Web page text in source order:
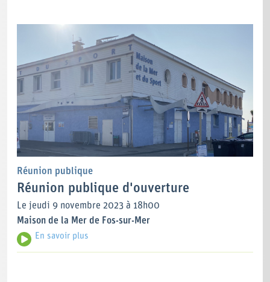
Réunion publique
Réunion publique d'ouverture
Le jeudi 9 novembre 2023 à 18h00
Maison de la Mer de Fos-sur-Mer
En savoir plus